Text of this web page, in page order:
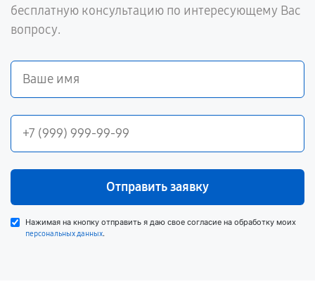
бесплатную консультацию по интересующему Вас
вопросу.
Отправить заявку
Нажимая на кнопку отправить я даю свое согласие на обработку моих
персональных данных.